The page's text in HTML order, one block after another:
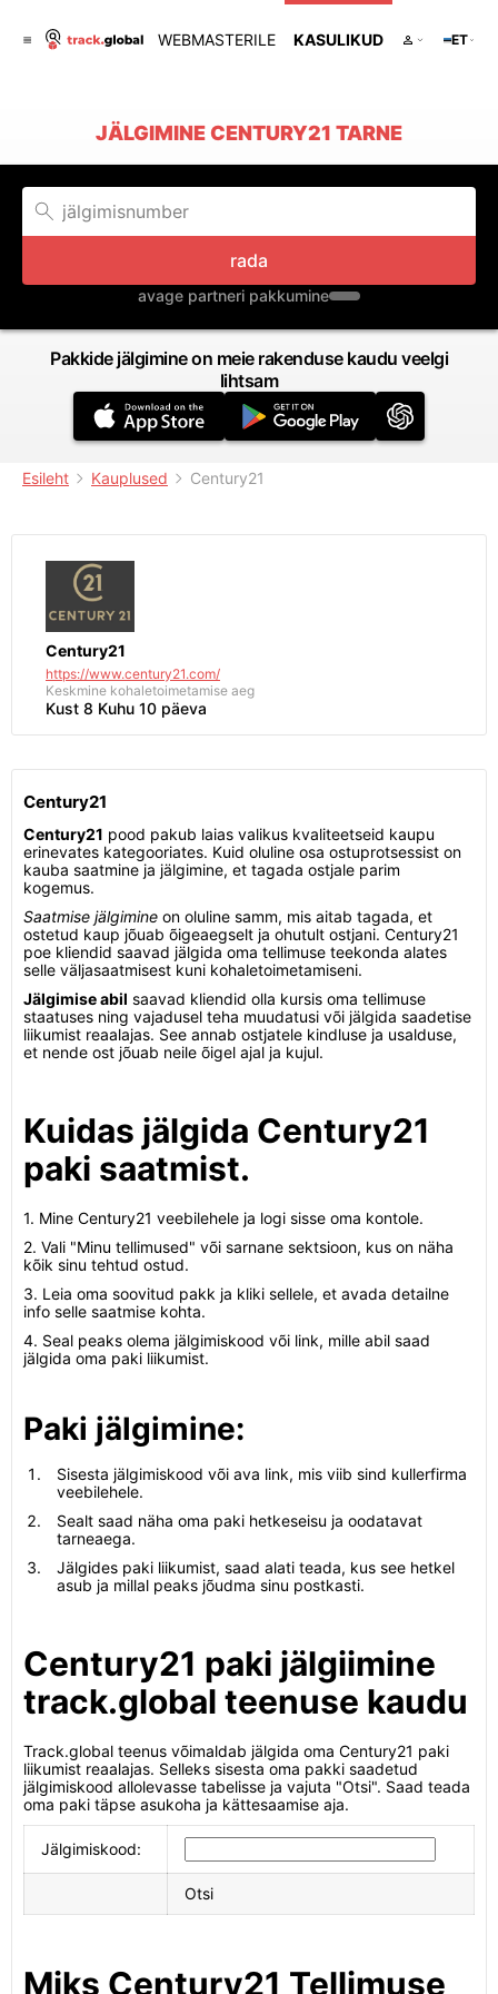
WEBMASTERILE KASULIKUD ET
JÄLGIMINE CENTURY21 TARNE
rada
avage partneri pakkumine
Pakkide jälgimine on meie rakenduse kaudu veelgi
lihtsam
Esileht Kauplused Century21
Century21
https://www.century21.com/
Keskmine kohaletoimetamise aeg
Kust 8 Kuhu 10 päeva
Century21
Century21 pood pakub laias valikus kvaliteetseid kaupu
erinevates kategooriates. Kuid oluline osa ostuprotsessist on
kauba saatmine ja jälgimine, et tagada ostjale parim
kogemus.
Saatmise jälgimine on oluline samm, mis aitab tagada, et
ostetud kaup jõuab õigeaegselt ja ohutult ostjani. Century21
poe kliendid saavad jälgida oma tellimuse teekonda alates
selle väljasaatmisest kuni kohaletoimetamiseni.
Jälgimise abil saavad kliendid olla kursis oma tellimuse
staatuses ning vajadusel teha muudatusi või jälgida saadetise
liikumist reaalajas. See annab ostjatele kindluse ja usalduse,
et nende ost jõuab neile õigel ajal ja kujul.
Kuidas jälgida Century21
paki saatmist.
1. Mine Century21 veebilehele ja logi sisse oma kontole.
2. Vali "Minu tellimused" või sarnane sektsioon, kus on näha
kõik sinu tehtud ostud.
3. Leia oma soovitud pakk ja kliki sellele, et avada detailne
info selle saatmise kohta.
4. Seal peaks olema jälgimiskood või link, mille abil saad
jälgida oma paki liikumist.
Paki jälgimine:
Sisesta jälgimiskood või ava link, mis viib sind kullerfirma
veebilehele.
Sealt saad näha oma paki hetkeseisu ja oodatavat
tarneaega.
Jälgides paki liikumist, saad alati teada, kus see hetkel
asub ja millal peaks jõudma sinu postkasti.
Century21 paki jälgiimine
track.global teenuse kaudu
Track.global teenus võimaldab jälgida oma Century21 paki
liikumist reaalajas. Selleks sisesta oma pakki saadetud
jälgimiskood allolevasse tabelisse ja vajuta "Otsi". Saad teada
oma paki täpse asukoha ja kättesaamise aja.
Jälgimiskood:
Otsi
Miks Century21 Tellimuse